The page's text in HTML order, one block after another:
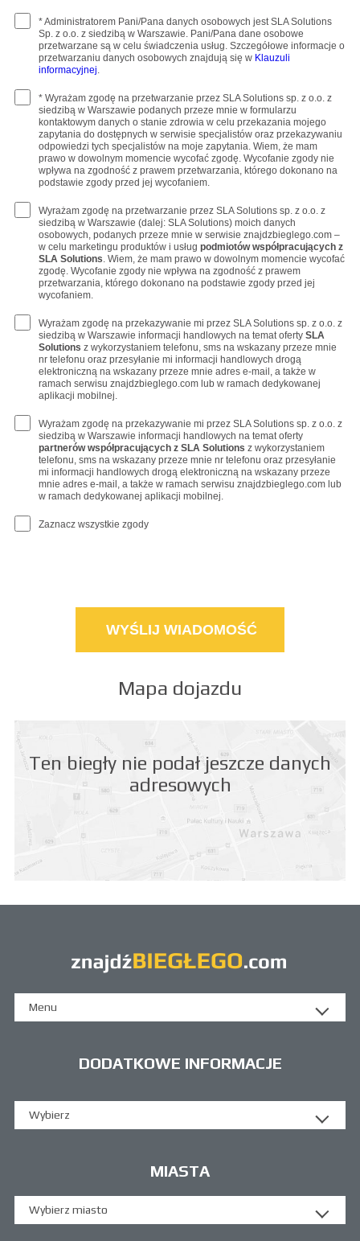
* Administratorem Pani/Pana danych osobowych jest SLA Solutions
Sp. z o.o. z siedzibą w Warszawie. Pani/Pana dane osobowe
przetwarzane są w celu świadczenia usług. Szczegółowe informacje o
przetwarzaniu danych osobowych znajdują się w Klauzuli
informacyjnej.
* Wyrażam zgodę na przetwarzanie przez SLA Solutions sp. z o.o. z
siedzibą w Warszawie podanych przeze mnie w formularzu
kontaktowym danych o stanie zdrowia w celu przekazania mojego
zapytania do dostępnych w serwisie specjalistów oraz przekazywaniu
odpowiedzi tych specjalistów na moje zapytania. Wiem, że mam
prawo w dowolnym momencie wycofać zgodę. Wycofanie zgody nie
wpływa na zgodność z prawem przetwarzania, którego dokonano na
podstawie zgody przed jej wycofaniem.
Wyrażam zgodę na przetwarzanie przez SLA Solutions sp. z o.o. z
siedzibą w Warszawie (dalej: SLA Solutions) moich danych
osobowych, podanych przeze mnie w serwisie znajdzbieglego.com –
w celu marketingu produktów i usług podmiotów współpracujących z
SLA Solutions. Wiem, że mam prawo w dowolnym momencie wycofać
zgodę. Wycofanie zgody nie wpływa na zgodność z prawem
przetwarzania, którego dokonano na podstawie zgody przed jej
wycofaniem.
Wyrażam zgodę na przekazywanie mi przez SLA Solutions sp. z o.o. z
siedzibą w Warszawie informacji handlowych na temat oferty SLA
Solutions z wykorzystaniem telefonu, sms na wskazany przeze mnie
nr telefonu oraz przesyłanie mi informacji handlowych drogą
elektroniczną na wskazany przeze mnie adres e-mail, a także w
ramach serwisu znajdzbieglego.com lub w ramach dedykowanej
aplikacji mobilnej.
Wyrażam zgodę na przekazywanie mi przez SLA Solutions sp. z o.o. z
siedzibą w Warszawie informacji handlowych na temat oferty
partnerów współpracujących z SLA Solutions z wykorzystaniem
telefonu, sms na wskazany przeze mnie nr telefonu oraz przesyłanie
mi informacji handlowych drogą elektroniczną na wskazany przeze
mnie adres e-mail, a także w ramach serwisu znajdzbieglego.com lub
w ramach dedykowanej aplikacji mobilnej.
Zaznacz wszystkie zgody
Mapa dojazdu
Ten biegły nie podał jeszcze danych
adresowych
Menu
DODATKOWE INFORMACJE
Wybierz
MIASTA
Wybierz miasto